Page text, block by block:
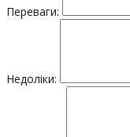
Переваги:
Недоліки: